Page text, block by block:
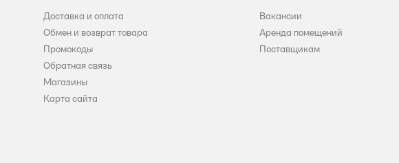
Доставка и оплата
Обмен и возврат товара
Промокоды
Обратная связь
Магазины
Карта сайта
Вакансии
Аренда помещений
Поставщикам